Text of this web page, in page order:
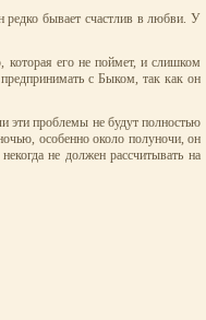
редко бывает счастлив в любви. У
которая его не поймет, и слишком
с Быком, так как он
эти проблемы не будут полностью
особенно около полуночи, он
не должен рассчитывать на